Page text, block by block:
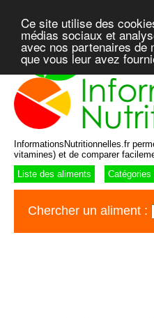
Ce site utilise des
médias sociaux et
avec nos partenaires de
que vous leur avez
InformationsNutritionnelles.fr
vitamines) et de comparer
Liste des aliments
Catégories
Chercher un aliment :